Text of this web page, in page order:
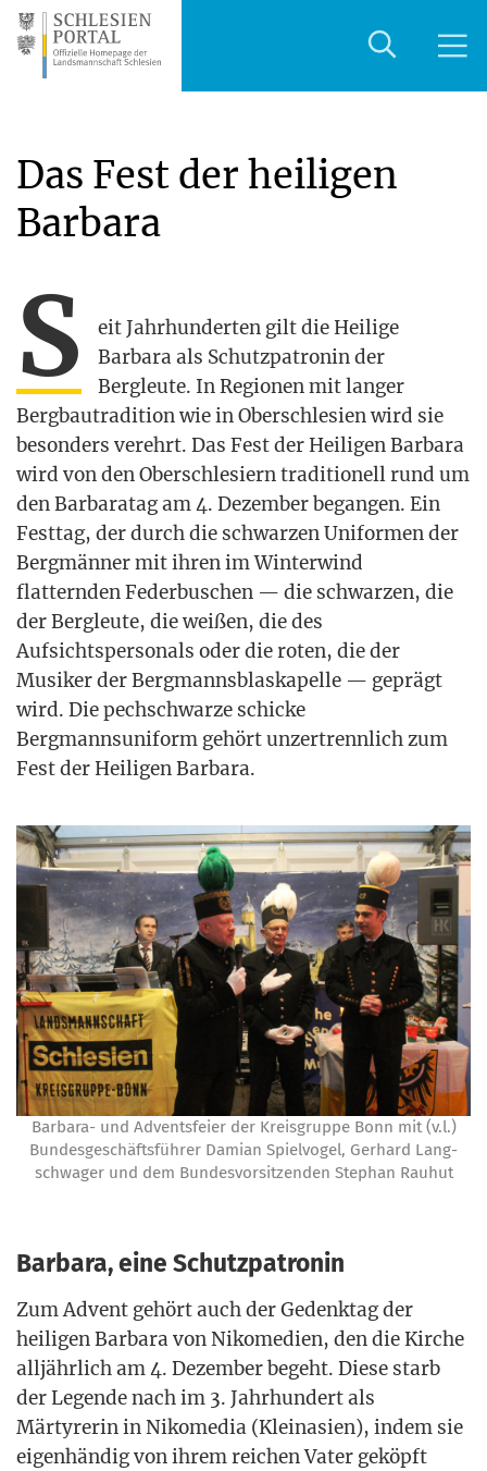
Das Fest der heiligen
Barbara
S
eit Jahr­hun­der­ten gilt die Hei­li­ge
Bar­ba­ra als Schutz­pa­tro­nin der
Berg­leu­te. In Regio­nen mit lan­ger
Berg­bau­tra­di­ti­on wie in Ober­schle­si­en wird sie
beson­ders ver­ehrt. Das Fest der Hei­li­gen Bar­ba­ra
wird von den Ober­schle­si­ern tra­di­tio­nell rund um
den Bar­bara­tag am 4. Dezem­ber began­gen. Ein
Fest­tag, der durch die schwar­zen Uni­for­men der
Berg­män­ner mit ihren im Win­ter­wind
flat­tern­den Feder­bu­schen — die schwar­zen, die
der Berg­leu­te, die wei­ßen, die des
Auf­sichts­per­so­nals oder die roten, die der
Musi­ker der Berg­manns­blas­ka­pel­le — geprägt
wird. Die pech­schwar­ze schi­cke
Berg­manns­uni­form gehört unzer­trenn­lich zum
Fest der Hei­li­gen Barbara.
Bar­ba­ra- und Advents­fei­er der Kreis­grup­pe Bonn mit (v.l.)
Bun­des­ge­schäfts­füh­rer Dami­an Spiel­vo­gel, Ger­hard Lang­
schwa­ger und dem Bun­des­vor­sit­zen­den Ste­phan Rauhut
Barbara, eine Schutzpatronin
Zum Advent gehört auch der Gedenk­tag der
hei­li­gen Bar­ba­ra von Niko­me­di­en, den die Kir­che
all­jähr­lich am 4. Dezem­ber begeht. Die­se starb
der Legen­de nach im 3. Jahr­hun­dert als
Mär­ty­re­rin in Niko­me­dia (Klein­asi­en), indem sie
eigen­hän­dig von ihrem rei­chen Vater geköpft